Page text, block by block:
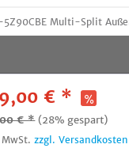
Multi-Split
€ *
€ * (28% gespart)
zzgl. Versandkosten